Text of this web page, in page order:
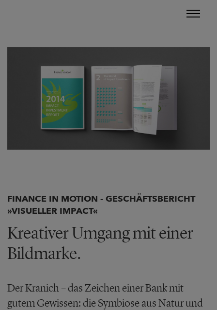
FINANCE IN MOTION - GESCHÄFTSBERICHT
»VISUELLER IMPACT«
Kreativer Umgang mit einer
Bildmarke.
Der Kranich – das Zeichen einer Bank mit
gutem Gewissen: die Symbiose aus Natur und